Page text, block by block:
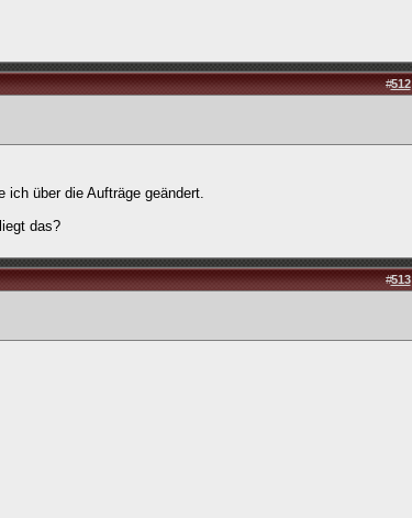
#512
ich über die Aufträge geändert.
das?
#513